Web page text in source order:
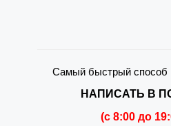
Самый быстрый способ
НАПИСАТЬ В
(c 8:00 до